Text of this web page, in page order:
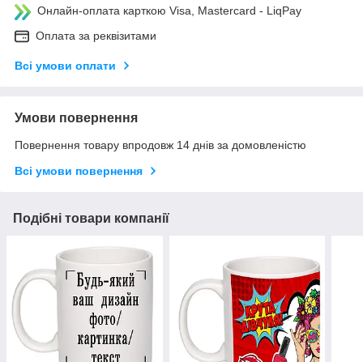
Онлайн-оплата карткою Visa, Mastercard - LiqPay
Оплата за реквізитами
Всі умови оплати
Умови повернення
Повернення товару впродовж 14 днів за домовленістю
Всі умови повернення
Подібні товари компанії